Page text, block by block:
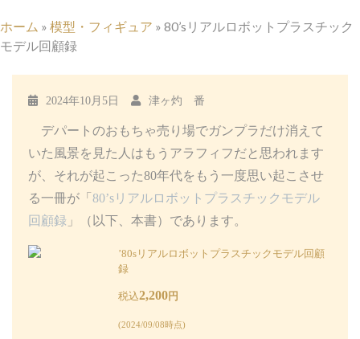
ホーム » 模型・フィギュア » 80’sリアルロボットプラスチック
モデル回顧録
2024年10月5日 津ヶ灼 番
デパートのおもちゃ売り場でガンプラだけ消えて
いた風景を見た人はもうアラフィフだと思われます
が、それが起こった80年代をもう一度思い起こさせ
る一冊が「 80’sリアルロボットプラスチックモデル
回顧録 」（以下、本書）であります。
’80sリアルロボットプラスチックモデル回顧
録
税込2,200 円
(2024/09/08時点)